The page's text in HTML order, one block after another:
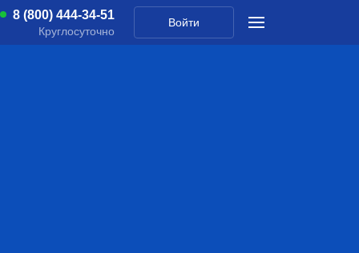
8 (800) 444-34-51
Круглосуточно
Войти